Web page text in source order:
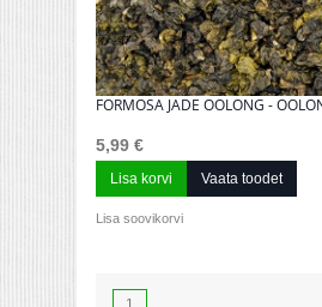
FORMOSA JADE OOLONG -
5,99 €
Lisa korvi Vaata toodet
Lisa soovikorvi